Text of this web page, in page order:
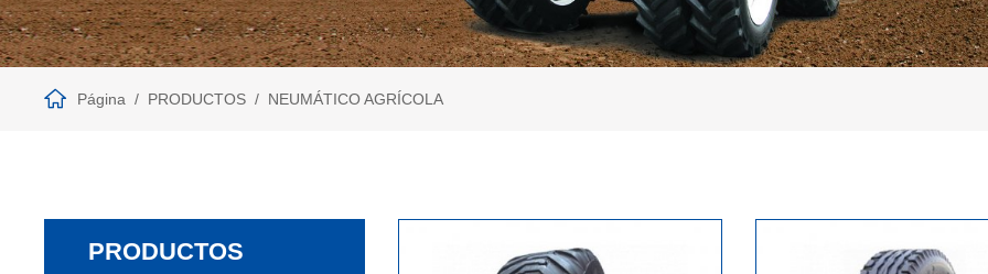
Página PRODUCTOS NEUMÁTICO AGRÍCOLA
PRODUCTOS